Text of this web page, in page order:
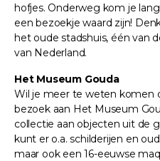
hofjes. Onderweg kom je
een bezoekje waard zijn!
het oude stadshuis, één van
van Nederland.
Het Museum Gouda
Wil je meer te weten komen
bezoek aan Het Museum
collectie aan objecten uit de
kunt er o.a. schilderijen en
maar ook een 16-eeuwse